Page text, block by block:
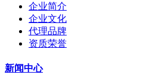
企业简介
企业文化
代理品牌
资质荣誉
新闻中心